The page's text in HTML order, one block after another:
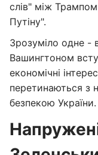
слів" між
Путіну".
Зрозуміло одне -
Вашингтоном
економічні
перетинаються з
безпекою України.